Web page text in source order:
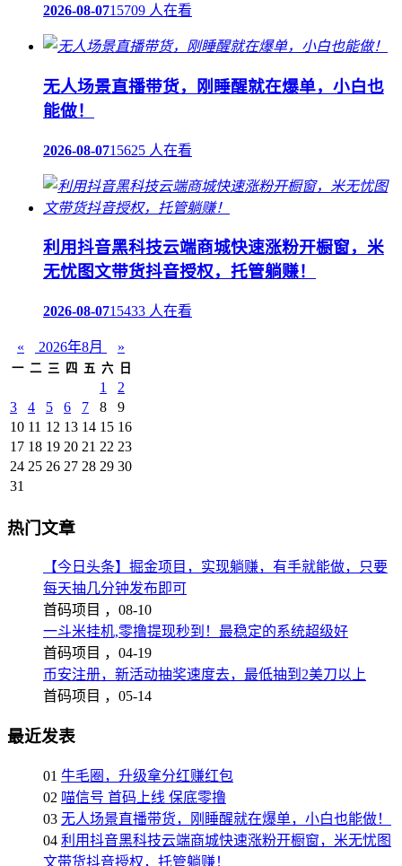
2026-08-0715709 人在看
无人场景直播带货，刚睡醒就在爆单，小白也
能做！
2026-08-0715625 人在看
利用抖音黑科技云端商城快速涨粉开橱窗，米
无忧图文带货抖音授权，托管躺赚！
2026-08-0715433 人在看
« 2026年8月 »
一 二 三 四 五 六 日
1
2
3
4 5 6 7 8
9
10 11 12 13 14 15 16
17 18 19 20 21 22 23
24 25 26 27 28 29 30
31
热门文章
【今日头条】掘金项目，实现躺赚，有手就能做，只要
每天抽几分钟发布即可
首码项目 ， 08-10
一斗米挂机,零撸提现秒到！最稳定的系统超级好
首码项目 ， 04-19
币安注册，新活动抽奖速度去，最低抽到2美刀以上
首码项目 ， 05-14
最近发表
01 牛毛圈，升级拿分红赚红包
02 喵信号 首码上线 保底零撸
03 无人场景直播带货，刚睡醒就在爆单，小白也能做！
04 利用抖音黑科技云端商城快速涨粉开橱窗，米无忧图
文带货抖音授权，托管躺赚！